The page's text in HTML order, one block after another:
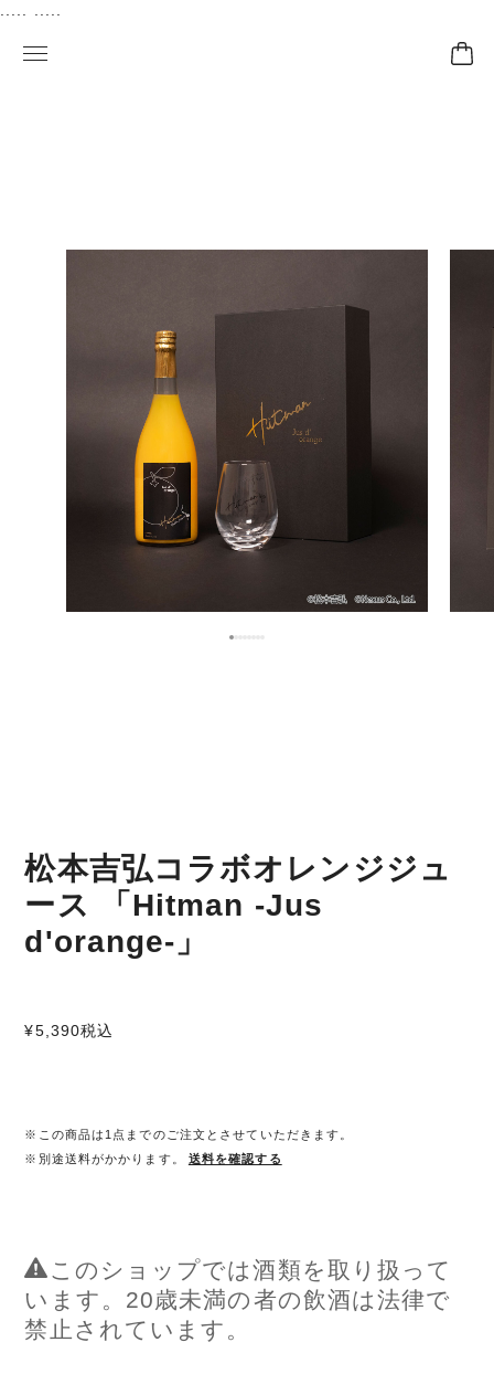
松本吉弘コラボオレンジジュ
ース 「Hitman -Jus
d'orange-」
¥5,390税込
※この商品は1点までのご注文とさせていただきます。
※別途送料がかかります。
送料を確認する
このショップでは酒類を取り扱って
います。20歳未満の者の飲酒は法律で
禁止されています。